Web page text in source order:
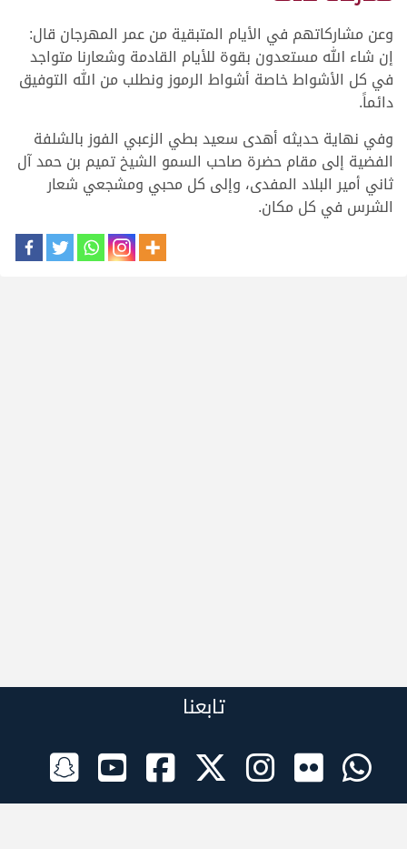
وعن مشاركاتهم في الأيام المتبقية من عمر المهرجان قال:
إن شاء الله مستعدون بقوة للأيام القادمة وشعارنا متواجد
في كل الأشواط خاصة أشواط الرموز ونطلب من الله التوفيق
دائماً.
وفي نهاية حديثه أهدى سعيد بطي الزعبي الفوز بالشلفة
الفضية إلى مقام حضرة صاحب السمو الشيخ تميم بن حمد آل
ثاني أمير البلاد المفدى، وإلى كل محبي ومشجعي شعار
الشرس في كل مكان.
تابعنا